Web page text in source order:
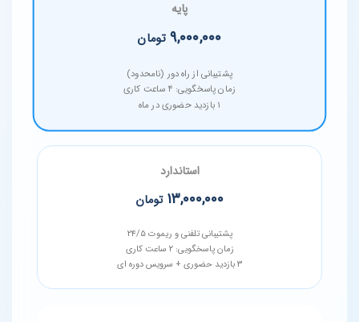
پایه
۹,۰۰۰,۰۰۰ تومان
پشتیبانی از راه دور (نامحدود)
زمان پاسخگویی: ۴ ساعت کاری
۱ بازدید حضوری در ماه
استاندارد
۱۳,۰۰۰,۰۰۰ تومان
پشتیبانی تلفنی و ریموت ۲۴/۵
زمان پاسخگویی: ۲ ساعت کاری
۳ بازدید حضوری + سرویس دوره ای